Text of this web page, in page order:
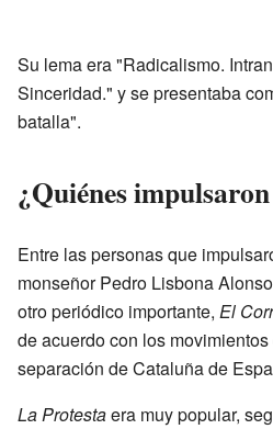
Su lema era "Radicalismo.
Sinceridad." y se presentaba
batalla".
¿Quiénes
Entre las personas que
monseñor Pedro Lisbona
otro periódico importante, El
de acuerdo con los
separación de Cataluña de
La Protestaera muy popular,